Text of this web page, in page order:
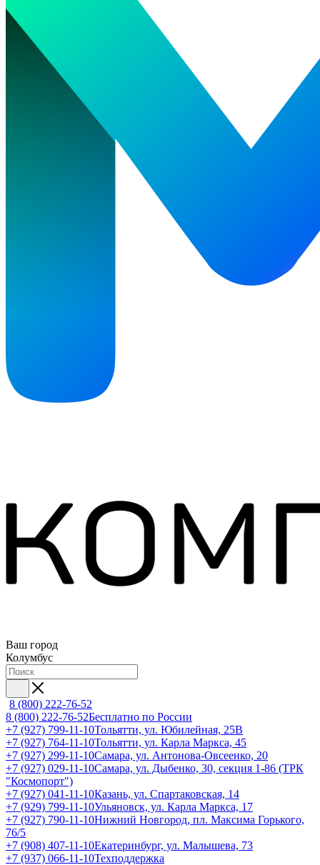
Ваш город
Колумбус
8 (800) 222-76-52
8 (800) 222-76-52Бесплатно по России
+7 (927) 799-11-10Тольятти, ул. Юбилейная, 25В
+7 (927) 764-11-10Тольятти, ул. Карла Маркса, 45
+7 (927) 299-11-10Самара, ул. Антонова-Овсеенко, 20
+7 (927) 029-11-10Самара, ул. Дыбенко, 30, секция 1-86 (ТРК
"Космопорт")
+7 (927) 041-11-10Казань, ул. Спартаковская, 14
+7 (929) 799-11-10Ульяновск, ул. Карла Маркса, 17
+7 (927) 790-11-10Нижний Новгород, пл. Максима Горького,
76/5
+7 (908) 407-11-10Екатеринбург, ул. Малышева, 73
+7 (937) 066-11-10Техподдержка